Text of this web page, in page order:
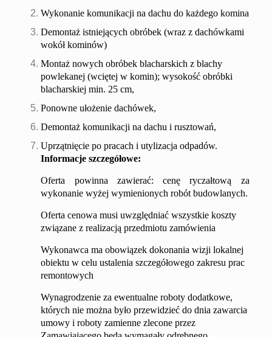
Wykonanie komunikacji na dachu do każdego komina
Demontaż istniejących obróbek (wraz z dachówkami
wokół kominów)
Montaż nowych obróbek blacharskich z blachy
powlekanej (wciętej w komin); wysokość obróbki
blacharskiej min. 25 cm,
Ponowne ułożenie dachówek,
Demontaż komunikacji na dachu i rusztowań,
Uprzątnięcie po pracach i utylizacja odpadów.
Informacje szczegółowe:
Oferta powinna zawierać: cenę ryczałtową za
wykonanie wyżej wymienionych robót budowlanych.
Oferta cenowa musi uwzględniać wszystkie koszty
związane z realizacją przedmiotu zamówienia
Wykonawca ma obowiązek dokonania wizji lokalnej
obiektu w celu ustalenia szczegółowego zakresu prac
remontowych
Wynagrodzenie za ewentualne roboty dodatkowe,
których nie można było przewidzieć do dnia zawarcia
umowy i roboty zamienne zlecone przez